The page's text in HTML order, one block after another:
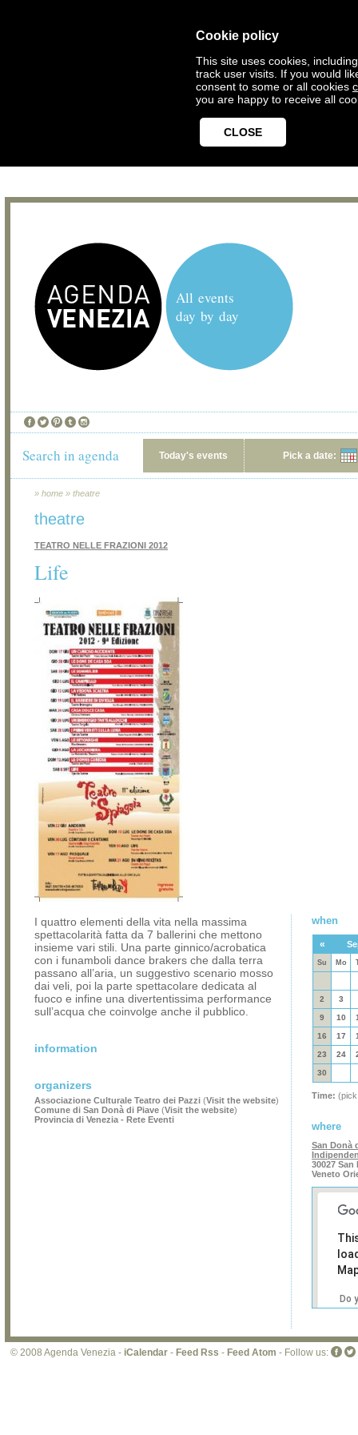
Cookie policy
This site uses cookies,
track user visits. If you would
consent to some or all cookies
you are happy to receive all
CLOSE
All events
day by day
Search in agenda Today's events Pick a date:
» home » theatre
theatre
TEATRO NELLE FRAZIONI 2012
Life
I quattro elementi della vita nella massima
spettacolarità fatta da 7 ballerini che mettono
insieme vari stili. Una parte ginnico/acrobatica
con i funamboli dance brakers che dalla terra
passano all’aria, un suggestivo scenario mosso
dai veli, poi la parte spettacolare dedicata al
fuoco e infine una divertentissima performance
sull’acqua che coinvolge anche il pubblico.
information
organizers
Associazione Culturale Teatro dei Pazzi (Visit the website)
Comune di San Donà di Piave (Visit the website)
Provincia di Venezia - Rete Eventi
when
«
Su Mo
2 3
9 10
16 17
23 24
30
Time:
where
San Donà
30027 San
Veneto
Do
© 2008 Agenda Venezia - iCalendar - Feed Rss - Feed Atom - Follow us: